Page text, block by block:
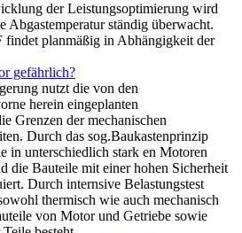
der Leistungsoptimierung wird
Abgastemperatur ständig überwacht.
findet planmäßig in Abhängigkeit der
gefährlich?
nutzt die von den
herein eingeplanten
Grenzen der mechanischen
Durch das sog.Baukastenprinzip
in unterschiedlich stark en Motoren
die Bauteile mit einer hohen Sicherheit
Durch internsive Belastungstest
thermisch wie auch mechanisch
von Motor und Getriebe sowie